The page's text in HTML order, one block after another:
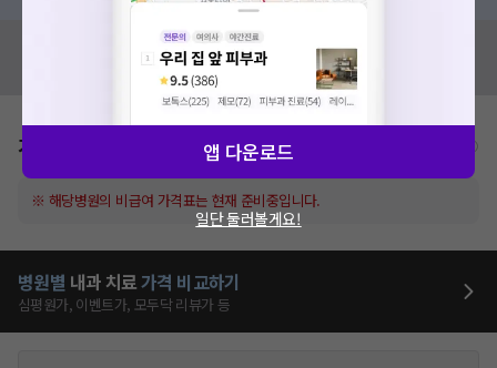
혹시 잘못된 병원정보가 있나요?
모두닥 팀에 알려주세요!
가격표
※ 해당병원의 비급여 가격표는 현재 준비중입니다.
병원별 내과 치료가격 비교하기
심평원가, 이벤트가, 모두닥 리뷰가 등
앱 다운로드
일단 둘러볼게요!